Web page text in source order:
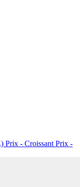
Prix - Croissant Prix -